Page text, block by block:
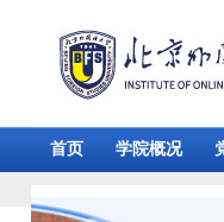
首页 学院概况